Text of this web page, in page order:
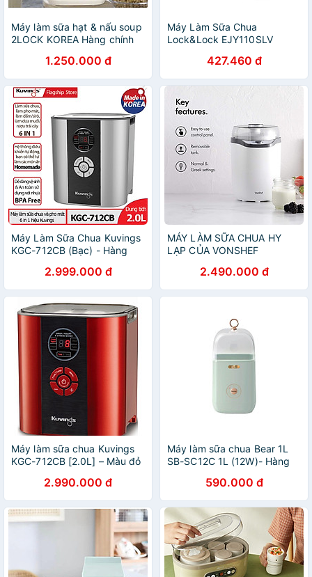
Máy làm sữa hạt & nấu soup
2LOCK KOREA Hàng chính
1.250.000 đ
Máy Làm Sữa Chua
Lock&Lock EJY110SLV
427.460 đ
Máy Làm Sữa Chua Kuvings
KGC-712CB (Bạc) - Hàng
2.999.000 đ
MÁY LÀM SỮA CHUA HY
LẠP CỦA VONSHEF
2.490.000 đ
Máy làm sữa chua Kuvings
KGC-712CB [2.0L] – Màu đỏ
2.990.000 đ
Máy làm sữa chua Bear 1L
SB-SC12C 1L (12W)- Hàng
590.000 đ